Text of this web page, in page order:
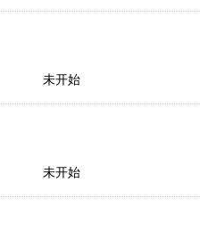
未开始
未开始